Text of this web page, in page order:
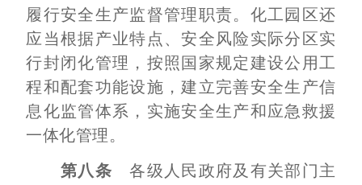
履行安全生产监督管理职责。化工园区还
应当根据产业特点、安全风险实际分区实
行封闭化管理，按照国家规定建设公用工
程和配套功能设施，建立完善安全生产信
息化监管体系，实施安全生产和应急救援
一体化管理。
第八条 各级人民政府及有关部门主